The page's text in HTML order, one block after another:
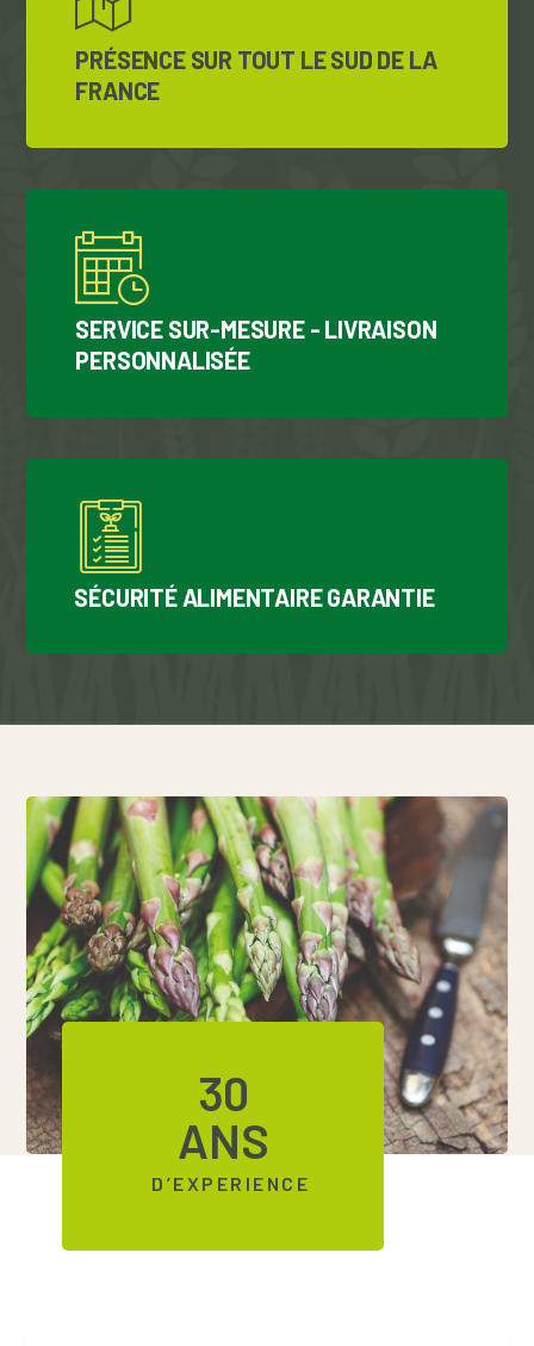
PRÉSENCE SUR TOUT LE SUD DE LA
FRANCE
SERVICE SUR-MESURE - LIVRAISON
PERSONNALISÉE
SÉCURITÉ ALIMENTAIRE GARANTIE
30
ANS
D’EXPERIENCE